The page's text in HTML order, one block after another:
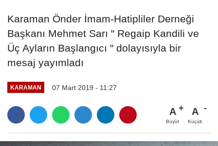
Karaman Önder İmam-Hatipliler Derneği
Başkanı Mehmet Sarı " Regaip Kandili ve
Üç Ayların Başlangıcı " dolayısıyla bir
mesaj yayımladı
KARAMAN 07 Mart 2019 - 11:27
A
Büyüt
A
Küçült